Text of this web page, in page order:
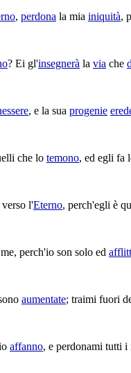
, perdona la mia iniquità,
? Ei gl'insegnerà la via che
, e la sua progenie
che lo temono, ed egli fa
verso l'Eterno, perch'egli è
perch'io son solo ed
aumentate; traimi fuori
affanno, e perdonami tutti i